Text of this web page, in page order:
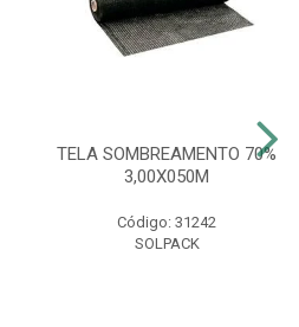
TELA SOMBREAMENTO 70%
3,00X050M
Código: 31242
SOLPACK